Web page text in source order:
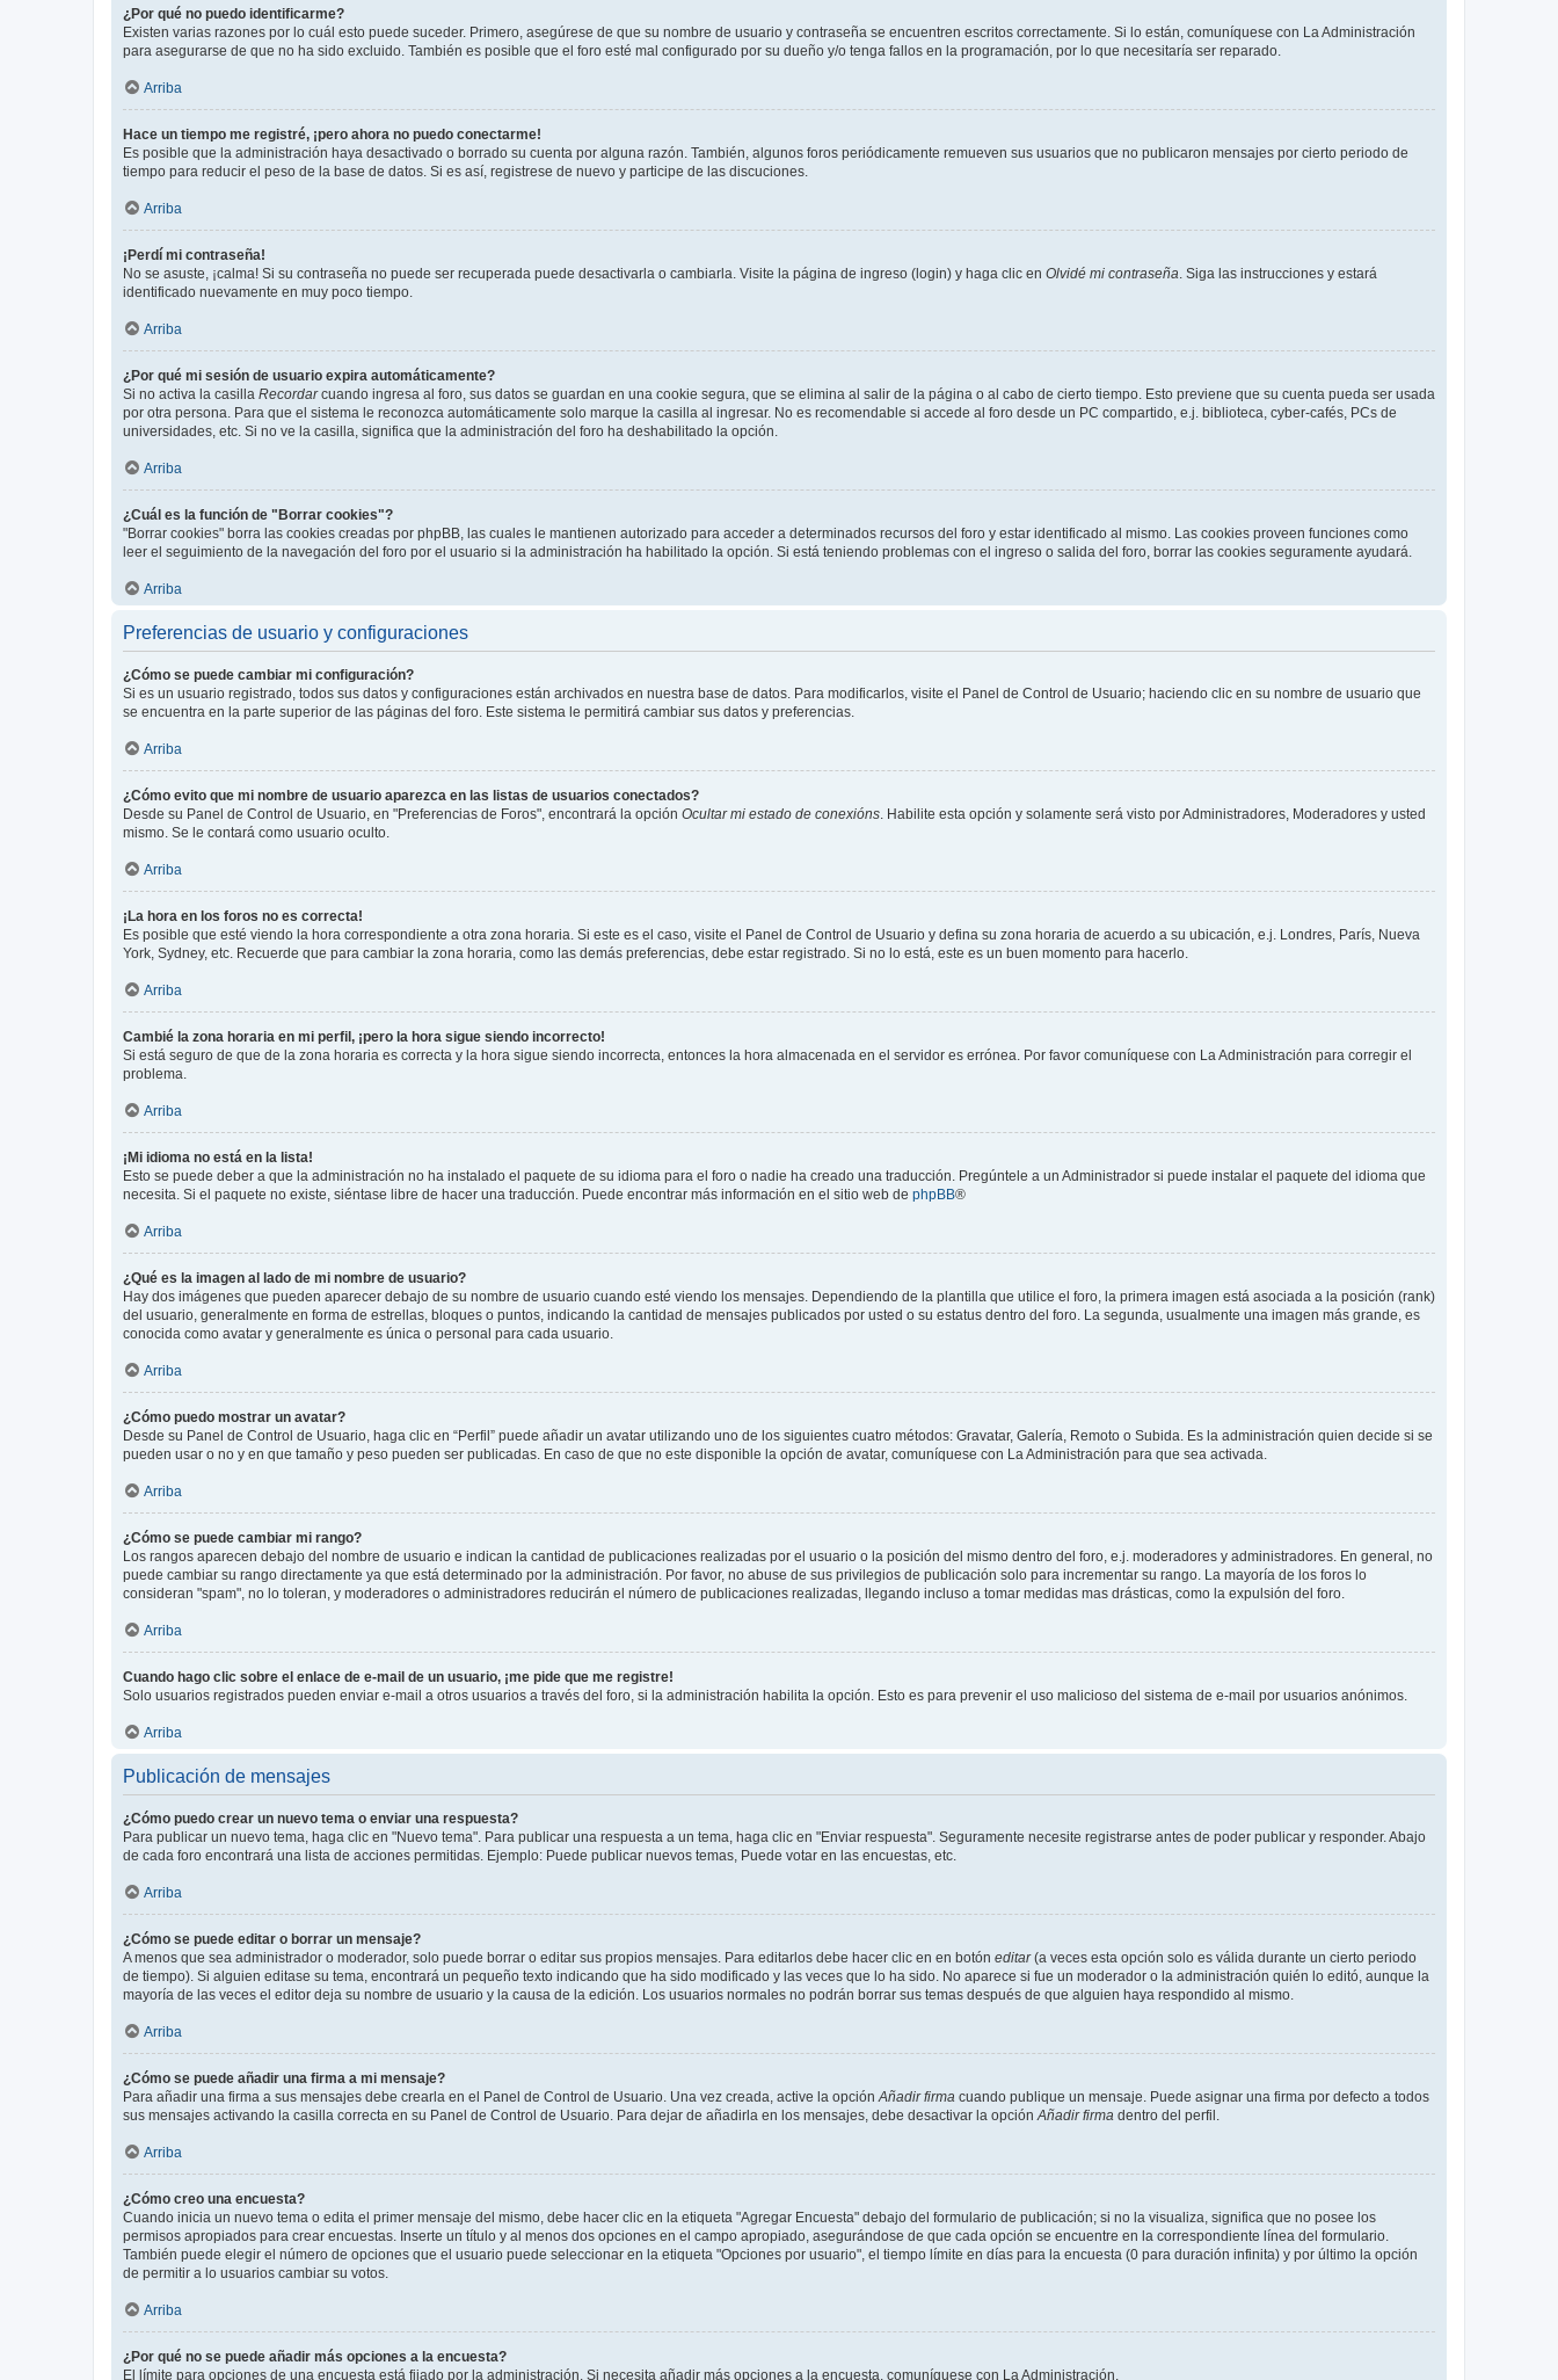
¿Por qué no puedo identificarme?
Existen varias razones por lo cuál esto puede suceder. Primero, asegúrese de que su nombre de usuario y contraseña se encuentren escritos correctamente. Si lo están, comuníquese con La Administración
para asegurarse de que no ha sido excluido. También es posible que el foro esté mal configurado por su dueño y/o tenga fallos en la programación, por lo que necesitaría ser reparado.
Arriba
Hace un tiempo me registré, ¡pero ahora no puedo conectarme!
Es posible que la administración haya desactivado o borrado su cuenta por alguna razón. También, algunos foros periódicamente remueven sus usuarios que no publicaron mensajes por cierto periodo de
tiempo para reducir el peso de la base de datos. Si es así, registrese de nuevo y participe de las discuciones.
Arriba
¡Perdí mi contraseña!
No se asuste, ¡calma! Si su contraseña no puede ser recuperada puede desactivarla o cambiarla. Visite la página de ingreso (login) y haga clic en Olvidé mi contraseña . Siga las instrucciones y estará
identificado nuevamente en muy poco tiempo.
Arriba
¿Por qué mi sesión de usuario expira automáticamente?
Si no activa la casilla Recordarcuando ingresa al foro, sus datos se guardan en una cookie segura, que se elimina al salir de la página o al cabo de cierto tiempo. Esto previene que su cuenta pueda ser usada
por otra persona. Para que el sistema le reconozca automáticamente solo marque la casilla al ingresar. No es recomendable si accede al foro desde un PC compartido, e.j. biblioteca, cyber-cafés, PCs de
universidades, etc. Si no ve la casilla, significa que la administración del foro ha deshabilitado la opción.
Arriba
¿Cuál es la función de "Borrar cookies"?
"Borrar cookies" borra las cookies creadas por phpBB, las cuales le mantienen autorizado para acceder a determinados recursos del foro y estar identificado al mismo. Las cookies proveen funciones como
leer el seguimiento de la navegación del foro por el usuario si la administración ha habilitado la opción. Si está teniendo problemas con el ingreso o salida del foro, borrar las cookies seguramente ayudará.
Arriba
Preferencias de usuario y configuraciones
¿Cómo se puede cambiar mi configuración?
Si es un usuario registrado, todos sus datos y configuraciones están archivados en nuestra base de datos. Para modificarlos, visite el Panel de Control de Usuario; haciendo clic en su nombre de usuario que
se encuentra en la parte superior de las páginas del foro. Este sistema le permitirá cambiar sus datos y preferencias.
Arriba
¿Cómo evito que mi nombre de usuario aparezca en las listas de usuarios conectados?
Desde su Panel de Control de Usuario, en "Preferencias de Foros", encontrará la opción Ocultar mi estado de conexións . Habilite esta opción y solamente será visto por Administradores, Moderadores y usted
mismo. Se le contará como usuario oculto.
Arriba
¡La hora en los foros no es correcta!
Es posible que esté viendo la hora correspondiente a otra zona horaria. Si este es el caso, visite el Panel de Control de Usuario y defina su zona horaria de acuerdo a su ubicación, e.j. Londres, París, Nueva
York, Sydney, etc. Recuerde que para cambiar la zona horaria, como las demás preferencias, debe estar registrado. Si no lo está, este es un buen momento para hacerlo.
Arriba
Cambié la zona horaria en mi perfil, ¡pero la hora sigue siendo incorrecto!
Si está seguro de que de la zona horaria es correcta y la hora sigue siendo incorrecta, entonces la hora almacenada en el servidor es errónea. Por favor comuníquese con La Administración para corregir el
problema.
Arriba
¡Mi idioma no está en la lista!
Esto se puede deber a que la administración no ha instalado el paquete de su idioma para el foro o nadie ha creado una traducción. Pregúntele a un Administrador si puede instalar el paquete del idioma que
necesita. Si el paquete no existe, siéntase libre de hacer una traducción. Puede encontrar más información en el sitio web de phpBB®
Arriba
¿Qué es la imagen al lado de mi nombre de usuario?
Hay dos imágenes que pueden aparecer debajo de su nombre de usuario cuando esté viendo los mensajes. Dependiendo de la plantilla que utilice el foro, la primera imagen está asociada a la posición (rank)
del usuario, generalmente en forma de estrellas, bloques o puntos, indicando la cantidad de mensajes publicados por usted o su estatus dentro del foro. La segunda, usualmente una imagen más grande, es
conocida como avatar y generalmente es única o personal para cada usuario.
Arriba
¿Cómo puedo mostrar un avatar?
Desde su Panel de Control de Usuario, haga clic en “Perfil” puede añadir un avatar utilizando uno de los siguientes cuatro métodos: Gravatar, Galería, Remoto o Subida. Es la administración quien decide si se
pueden usar o no y en que tamaño y peso pueden ser publicadas. En caso de que no este disponible la opción de avatar, comuníquese con La Administración para que sea activada.
Arriba
¿Cómo se puede cambiar mi rango?
Los rangos aparecen debajo del nombre de usuario e indican la cantidad de publicaciones realizadas por el usuario o la posición del mismo dentro del foro, e.j. moderadores y administradores. En general, no
puede cambiar su rango directamente ya que está determinado por la administración. Por favor, no abuse de sus privilegios de publicación solo para incrementar su rango. La mayoría de los foros lo
consideran "spam", no lo toleran, y moderadores o administradores reducirán el número de publicaciones realizadas, llegando incluso a tomar medidas mas drásticas, como la expulsión del foro.
Arriba
Cuando hago clic sobre el enlace de e-mail de un usuario, ¡me pide que me registre!
Solo usuarios registrados pueden enviar e-mail a otros usuarios a través del foro, si la administración habilita la opción. Esto es para prevenir el uso malicioso del sistema de e-mail por usuarios anónimos.
Arriba
Publicación de mensajes
¿Cómo puedo crear un nuevo tema o enviar una respuesta?
Para publicar un nuevo tema, haga clic en "Nuevo tema". Para publicar una respuesta a un tema, haga clic en "Enviar respuesta". Seguramente necesite registrarse antes de poder publicar y responder. Abajo
de cada foro encontrará una lista de acciones permitidas. Ejemplo: Puede publicar nuevos temas, Puede votar en las encuestas, etc.
Arriba
¿Cómo se puede editar o borrar un mensaje?
A menos que sea administrador o moderador, solo puede borrar o editar sus propios mensajes. Para editarlos debe hacer clic en en botón editar(a veces esta opción solo es válida durante un cierto periodo
de tiempo). Si alguien editase su tema, encontrará un pequeño texto indicando que ha sido modificado y las veces que lo ha sido. No aparece si fue un moderador o la administración quién lo editó, aunque la
mayoría de las veces el editor deja su nombre de usuario y la causa de la edición. Los usuarios normales no podrán borrar sus temas después de que alguien haya respondido al mismo.
Arriba
¿Cómo se puede añadir una firma a mi mensaje?
Para añadir una firma a sus mensajes debe crearla en el Panel de Control de Usuario. Una vez creada, active la opción Añadir firma cuando publique un mensaje. Puede asignar una firma por defecto a todos
sus mensajes activando la casilla correcta en su Panel de Control de Usuario. Para dejar de añadirla en los mensajes, debe desactivar la opción Añadir firma dentro del perfil.
Arriba
¿Cómo creo una encuesta?
Cuando inicia un nuevo tema o edita el primer mensaje del mismo, debe hacer clic en la etiqueta "Agregar Encuesta" debajo del formulario de publicación; si no la visualiza, significa que no posee los
permisos apropiados para crear encuestas. Inserte un título y al menos dos opciones en el campo apropiado, asegurándose de que cada opción se encuentre en la correspondiente línea del formulario.
También puede elegir el número de opciones que el usuario puede seleccionar en la etiqueta "Opciones por usuario", el tiempo límite en días para la encuesta (0 para duración infinita) y por último la opción
de permitir a lo usuarios cambiar su votos.
Arriba
¿Por qué no se puede añadir más opciones a la encuesta?
El límite para opciones de una encuesta está fijado por la administración. Si necesita añadir más opciones a la encuesta, comuníquese con La Administración.